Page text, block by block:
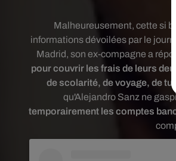
Malheureusement, cette si
informations dévoilées par le
Madrid, son ex-compagne a
pour couvrir les frais de leurs
de scolarité, de voyage, de
qu'Alejandro Sanz ne
temporairement les comptes